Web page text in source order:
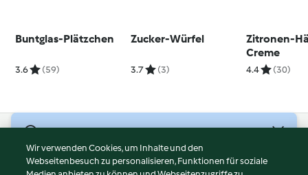
Buntglas-Plätzchen
3.6 (59)
Zucker-Würfel
3.7 (3)
Zitronen-
Creme
4.4 (30)
Nutzungsbedingungen
Wir verwenden Cookies, um Inhalte und den
Webseitenbesuch zu personalisieren, Funktionen für soziale